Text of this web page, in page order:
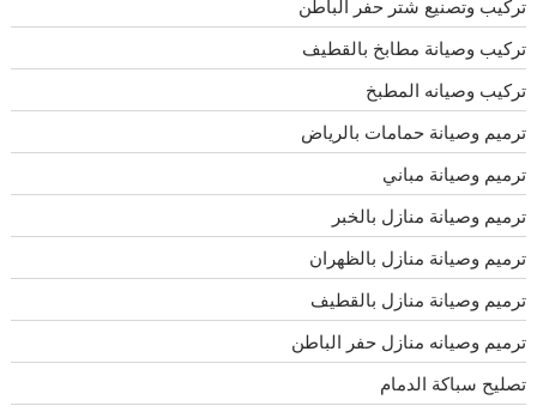
تركيب وتصنيع شتر حفر الباطن
تركيب وصيانة مطابخ بالقطيف
تركيب وصيانه المطبخ
ترميم وصيانة حمامات بالرياض
ترميم وصيانة مباني
ترميم وصيانة منازل بالخبر
ترميم وصيانة منازل بالظهران
ترميم وصيانة منازل بالقطيف
ترميم وصيانه منازل حفر الباطن
تصليح سباكة الدمام